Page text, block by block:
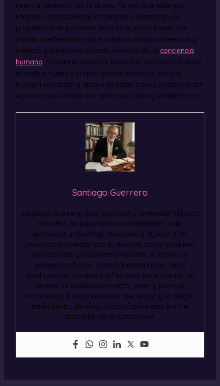
nuestra conexión con lo divino. Ya sea que estemos
lidiando con problemas cotidianos o buscando un
propósito más profundo en la vida, estas frases nos
invitan a reflexionar sobre nuestras propias creencias y
valores, y a explorar el vasto universo de la conciencia
humana . En última instancia, cada uno de nosotros debe
encontrar nuestro propio camino espiritual, pero al
buscar inspiración y apoyo en estas frases, podemos dar
el primer paso hacia una vida más plena y satisfactoria.
Santiago Guerrero
Santiago Guerrero, guía espiritual y terapeuta holística
con años de experiencia en meditación, reiki,
astrología y coaching, dedicada a ayudar a las
personas a conectar con su esencia, sanar bloqueos
emocionales y encontrar propósito. A través de
soyespiritual.com, ofrezco herramientas como
meditaciones, rituales y reflexiones para inspirar un
camino de autoconocimiento, amor y plenitud,
recordando a cada individuo que la paz y la alegría
están dentro de ellos. Cursos Espirituales para el
despertar de la consciencia.